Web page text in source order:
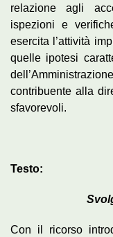
relazione agli
ispezioni e
esercita l’attività
quelle ipotesi
contribuente alla
sfavorevoli.
Testo:
Con il ricorso